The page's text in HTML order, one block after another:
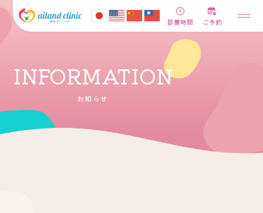
診療時間 ご予約
INFORMATION
お知らせ